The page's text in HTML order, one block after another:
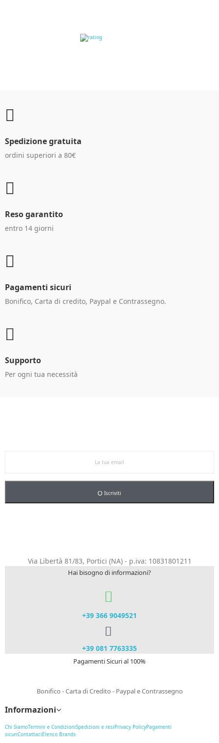
RECENSIONI DEI
Spedizione gratuita
ordini superiori a 80€
Reso garantito
entro 14 giorni
Pagamenti sicuri
Bonifico, Carta di credito, Paypal e Contrassegno.
Supporto
Per ogni tua necessità
Iscriviti
Via Libertà 81/83, Portici (NA) - p.iva: 10831801211
Hai bisogno di informazioni?
+39 366 9049521​
+39 081 7763335
Pagamenti Sicuri al 100%
Bonifico - Carta di Credito - Paypal e Contrassegno
Informazioni
Chi SiamoTermini e CondizioniSpedizioni e resiPrivacy PolicyPagamenti
sicuriContattaciElenco Brands